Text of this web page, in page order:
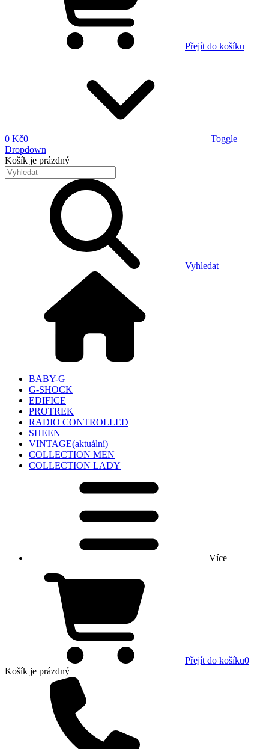
Přejít do košíku
0 Kč0
Toggle
Dropdown
Košík je prázdný
Vyhledat
BABY-G
G-SHOCK
EDIFICE
PROTREK
RADIO CONTROLLED
SHEEN
VINTAGE(aktuální)
COLLECTION MEN
COLLECTION LADY
Více
Přejít do košíku0
Košík je prázdný